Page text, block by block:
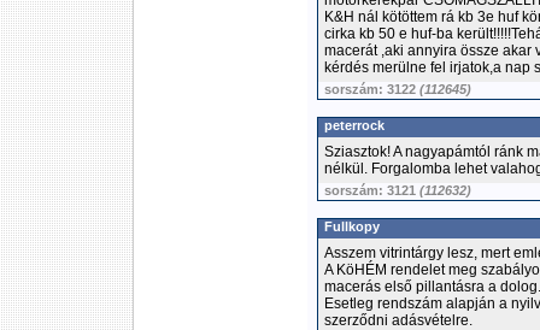
K&H nál kötöttem rá kb 3e huf
cirka kb 50 e huf-ba
macerát ,aki annyira össze akar
kérdés merülne fel irjatok,a nap
sorszám: 3122 (112645)
peterrock
Sziasztok! A nagyapámtól ránk
nélkül. Forgalomba lehet
sorszám: 3121 (112632)
Fullkopy
Asszem vitrintárgy lesz, mert
A KöHÉM rendelet meg
macerás első pillantásra a dolog.
Esetleg rendszám alapján a
szerződni adásvételre.